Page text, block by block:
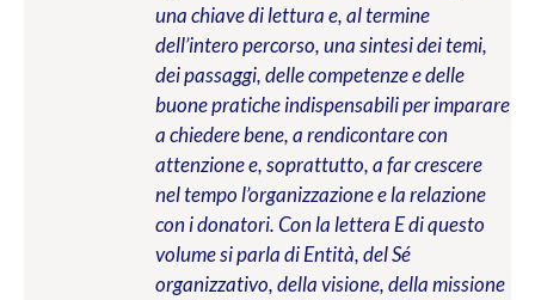
una chiave di lettura e, al termine
dell’intero percorso, una sintesi dei temi,
dei passaggi, delle competenze e delle
buone pratiche indispensabili per imparare
a chiedere bene, a rendicontare con
attenzione e, soprattutto, a far crescere
nel tempo l’organizzazione e la relazione
con i donatori. Con la lettera E di questo
volume si parla di Entità, del Sé
organizzativo, della visione, della missione